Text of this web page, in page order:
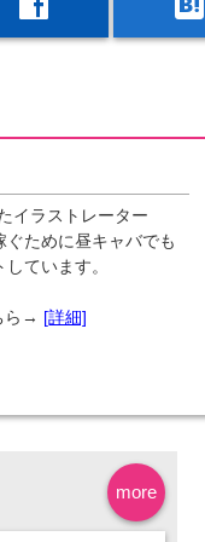
イラストレーター
ぐために昼キャバでも
ています。
ら→ [詳細]
more